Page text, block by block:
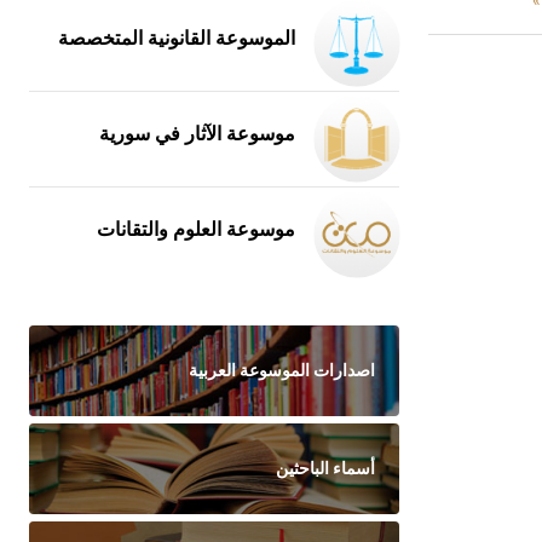
الموسوعة القانونية المتخصصة
موسوعة الآثار في سورية
موسوعة العلوم والتقانات
اصدارات الموسوعة العربية
أسماء الباحثين